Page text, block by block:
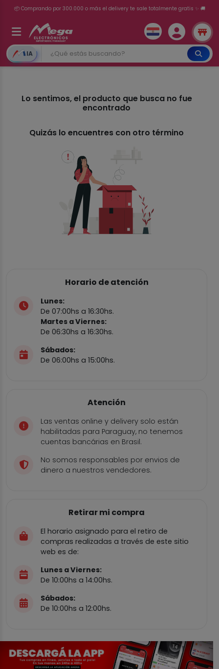
📦 Comprando por 300.000 o más el delivery te sale totalmente gratis ✨ 🚚
💳 ¡HASTA 24 CUOTAS SIN INTERÉS con tarjetas adheridas!
IA
Lo sentimos, el producto que busca no fue
encontrado
Quizás lo encuentres con otro término
Horario de atención
Lunes:
De 07:00hs a 16:30hs.
Martes a Viernes:
De 06:30hs a 16:30hs.
Sábados:
De 06:00hs a 15:00hs.
Atención
Las ventas online y delivery solo están
habilitadas para Paraguay, no tenemos
cuentas bancárias en Brasil.
No somos responsables por envios de
dinero a nuestros vendedores.
Retirar mi compra
El horario asignado para el retiro de
compras realizadas a través de este sitio
web es de:
Lunes a Viernes:
De 10:00hs a 14:00hs.
Sábados:
De 10:00hs a 12:00hs.